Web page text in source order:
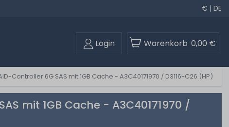
€ | DE
Login Warenkorb 0,00 €
Controller 6G SAS mit 1GB Cache - A3C40171970 / D3116-C26 (HP)
mit 1GB Cache - A3C40171970 /